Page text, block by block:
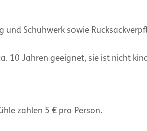
Schuhwerk sowie
10 Jahren geeignet, sie ist nicht
zahlen 5 € pro Person.